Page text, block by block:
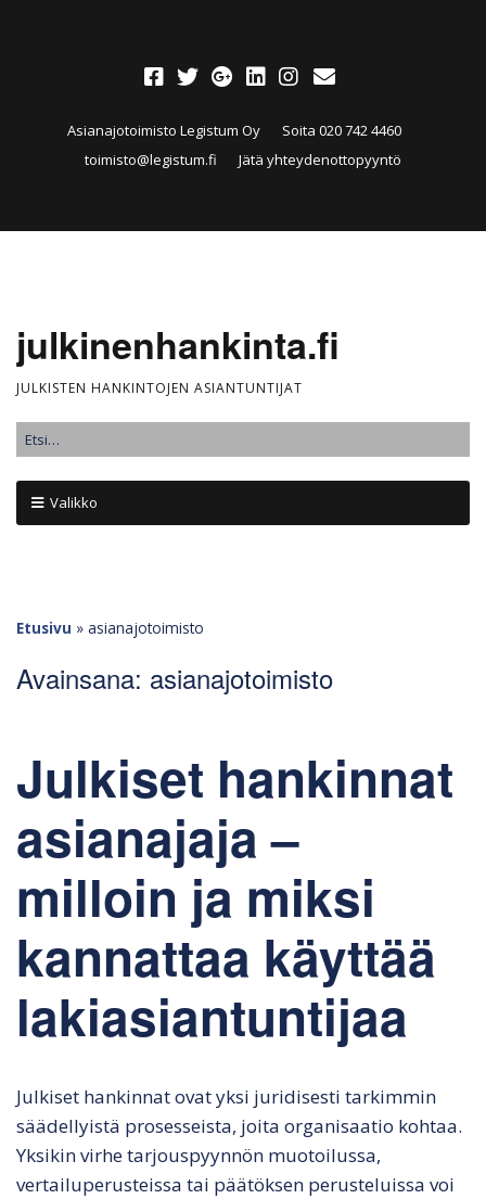
Asianajotoimisto Legistum Oy
Soita 020 742 4460
toimisto@legistum.fi
Jätä yhteydenottopyyntö
julkinenhankinta.fi
JULKISTEN HANKINTOJEN ASIANTUNTIJAT
Valikko
Etusivu » asianajotoimisto
Avainsana: asianajotoimisto
Julkiset hankinnat
asianajaja –
milloin ja miksi
kannattaa käyttää
lakiasiantuntijaa
Julkiset hankinnat ovat yksi juridisesti tarkimmin
säädellyistä prosesseista, joita organisaatio kohtaa.
Yksikin virhe tarjouspyynnön muotoilussa,
vertailuperusteissa tai päätöksen perusteluissa voi